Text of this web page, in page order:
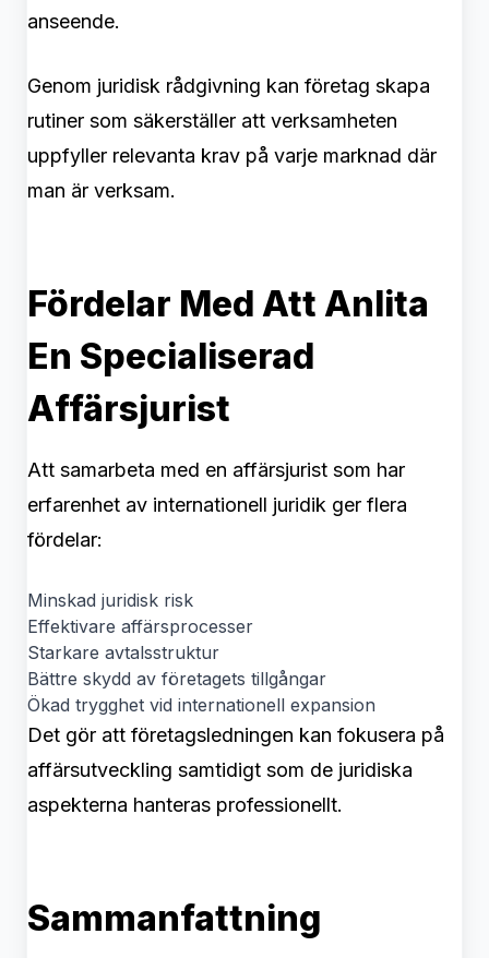
anseende.
Genom juridisk rådgivning kan företag skapa
rutiner som säkerställer att verksamheten
uppfyller relevanta krav på varje marknad där
man är verksam.
Fördelar Med Att Anlita
En Specialiserad
Affärsjurist
Att samarbeta med en affärsjurist som har
erfarenhet av internationell juridik ger flera
fördelar:
Minskad juridisk risk
Effektivare affärsprocesser
Starkare avtalsstruktur
Bättre skydd av företagets tillgångar
Ökad trygghet vid internationell expansion
Det gör att företagsledningen kan fokusera på
affärsutveckling samtidigt som de juridiska
aspekterna hanteras professionellt.
Sammanfattning